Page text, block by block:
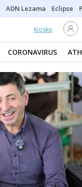
ADN Lezama Eclipse
Kiosko
CORONAVIRUS